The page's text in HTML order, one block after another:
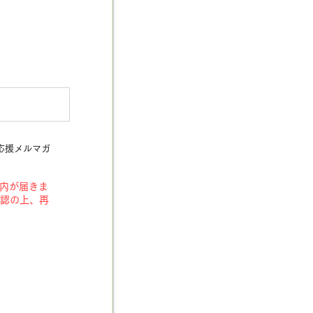
メルマガ
が届きま
の上、再